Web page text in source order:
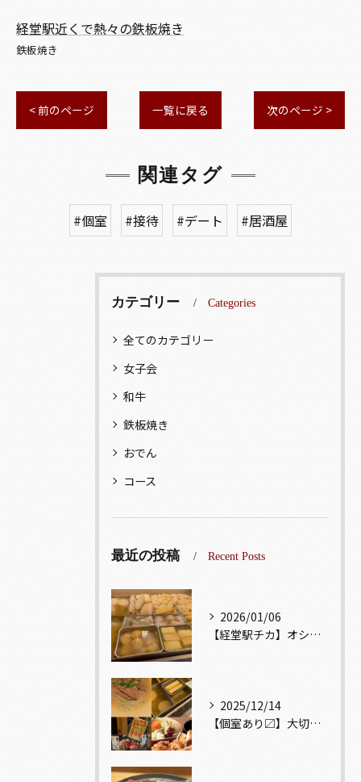
経堂駅近くで熱々の鉄板焼き
鉄板焼き
< 前のページ 一覧に戻る 次のページ >
関連タグ
#個室 #接待 #デート #居酒屋
カテゴリー Categories
全てのカテゴリー
女子会
和牛
鉄板焼き
おでん
コース
最近の投稿 Recent Posts
2026/01/06
【経堂駅チカ】オシャレ居酒屋🏮出汁が美味しいおでんがオススメ...
2025/12/14
【個室あり〼】大切な記念日、お祝い事でのご来店ぜひお待ちして...